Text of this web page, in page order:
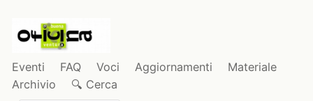
Eventi FAQ Voci Aggiornamenti
Materiale
Archivio
🔍 Cerca